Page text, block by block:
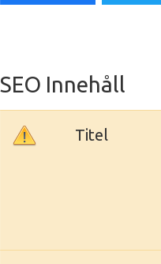
SEO Innehåll
Titel